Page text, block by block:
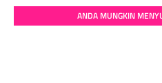
ANDA MUNGKIN